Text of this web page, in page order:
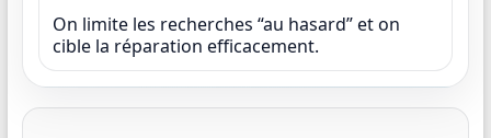
On limite les recherches “au hasard” et on
cible la réparation efficacement.